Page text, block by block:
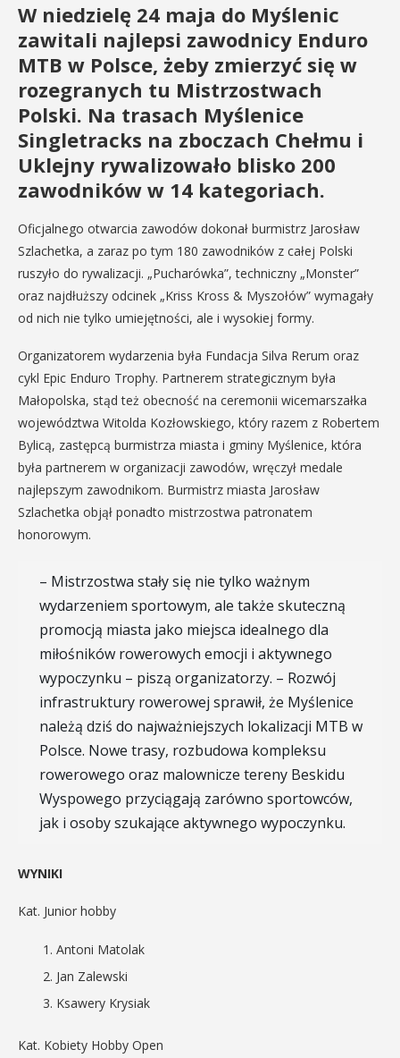
W niedzielę 24 maja do Myślenic
zawitali najlepsi zawodnicy Enduro
MTB w Polsce, żeby zmierzyć się w
rozegranych tu Mistrzostwach
Polski. Na trasach Myślenice
Singletracks na zboczach Chełmu i
Uklejny rywalizowało blisko 200
zawodników w 14 kategoriach.
Oficjalnego otwarcia zawodów dokonał burmistrz Jarosław
Szlachetka, a zaraz po tym 180 zawodników z całej Polski
ruszyło do rywalizacji. „Pucharówka”, techniczny „Monster”
oraz najdłuższy odcinek „Kriss Kross & Myszołów” wymagały
od nich nie tylko umiejętności, ale i wysokiej formy.
Organizatorem wydarzenia była Fundacja Silva Rerum oraz
cykl Epic Enduro Trophy. Partnerem strategicznym była
Małopolska, stąd też obecność na ceremonii wicemarszałka
województwa Witolda Kozłowskiego, który razem z Robertem
Bylicą, zastępcą burmistrza miasta i gminy Myślenice, która
była partnerem w organizacji zawodów, wręczył medale
najlepszym zawodnikom. Burmistrz miasta Jarosław
Szlachetka objął ponadto mistrzostwa patronatem
honorowym.
– Mistrzostwa stały się nie tylko ważnym
wydarzeniem sportowym, ale także skuteczną
promocją miasta jako miejsca idealnego dla
miłośników rowerowych emocji i aktywnego
wypoczynku – piszą organizatorzy. – Rozwój
infrastruktury rowerowej sprawił, że Myślenice
należą dziś do najważniejszych lokalizacji MTB w
Polsce. Nowe trasy, rozbudowa kompleksu
rowerowego oraz malownicze tereny Beskidu
Wyspowego przyciągają zarówno sportowców,
jak i osoby szukające aktywnego wypoczynku.
WYNIKI
Kat. Junior hobby
Antoni Matolak
Jan Zalewski
Ksawery Krysiak
Kat. Kobiety Hobby Open